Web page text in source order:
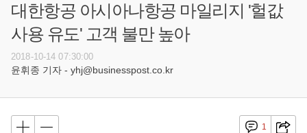
대한항공 아시아나항공 마일리지 '헐값
사용 유도' 고객 불만 높아
2018-10-14 07:30:00
윤휘종 기자 - yhj@businesspost.co.kr
1